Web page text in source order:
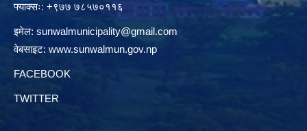
फ्याक्सः: +९७७ ७८५७०११६
इमेल: sunwalmunicipality@gmail.com
वेबसाइट: www.sunwalmun.gov.np
FACEBOOK
TWITTER